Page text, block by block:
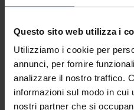
Questo sito web utilizza i
Utilizziamo i cookie per
annunci, per fornire
analizzare il nostro traffico.
informazioni sul modo in cui
nostri partner che si
Dimagrire è difficile, ma